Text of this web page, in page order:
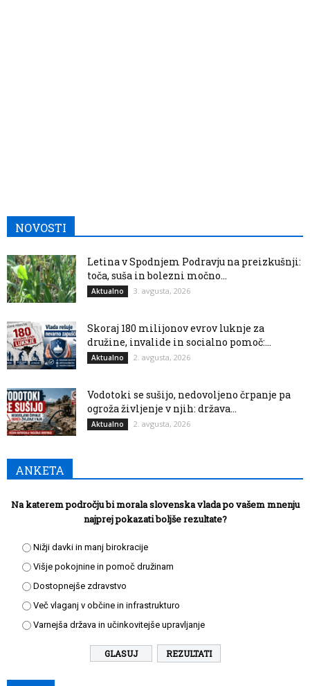
NOVOSTI
Letina v Spodnjem Podravju na preizkušnji:
toča, suša in bolezni močno...
Aktualno 3. avgusta, 2026
Skoraj 180 milijonov evrov luknje za
družine, invalide in socialno pomoč:...
Aktualno 2. avgusta, 2026
Vodotoki se sušijo, nedovoljeno črpanje pa
ogroža življenje v njih: država...
Aktualno 2. avgusta, 2026
ANKETA
Na katerem področju bi morala slovenska vlada po vašem mnenju
najprej pokazati boljše rezultate?
Nižji davki in manj birokracije
Višje pokojnine in pomoč družinam
Dostopnejše zdravstvo
Več vlaganj v občine in infrastrukturo
Varnejša država in učinkovitejše upravljanje
REZULTATI